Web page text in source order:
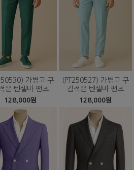
가볍고 구
은 텐셀마 팬츠
128,000원
(PT250527) 가볍고 구
김적은 텐셀마 팬츠
128,000원